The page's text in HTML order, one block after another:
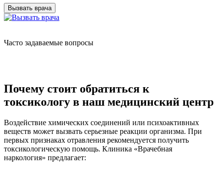
Вызвать врача
Часто задаваемые вопросы
Почему стоит обратиться к
токсикологу в наш медицинский центр
Воздействие химических соединений или психоактивных
веществ может вызвать серьезные реакции организма. При
первых признаках отравления рекомендуется получить
токсикологическую помощь. Клиника «Врачебная
наркология» предлагает: